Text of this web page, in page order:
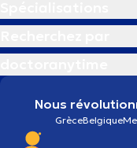
Nous
GrèceBelgique